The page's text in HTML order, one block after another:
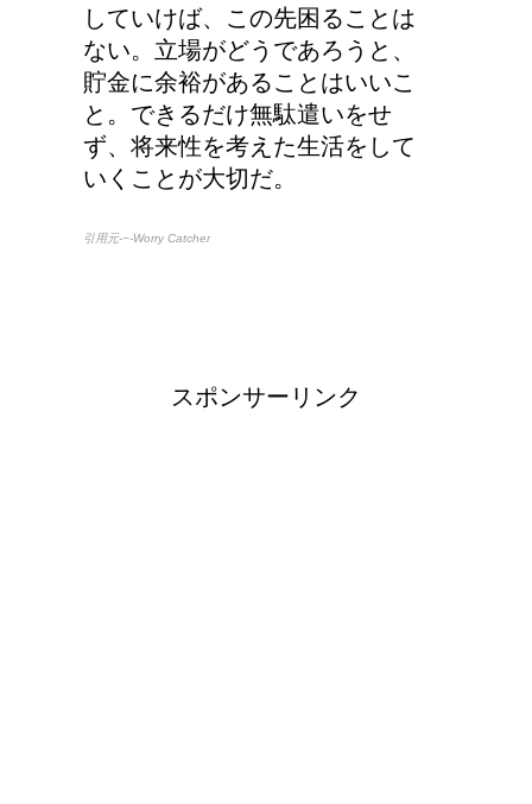
していけば、この先困ることは
ない。立場がどうであろうと、
貯金に余裕があることはいいこ
と。できるだけ無駄遣いをせ
ず、将来性を考えた生活をして
いくことが大切だ。
引用元-−-Worry Catcher
スポンサーリンク